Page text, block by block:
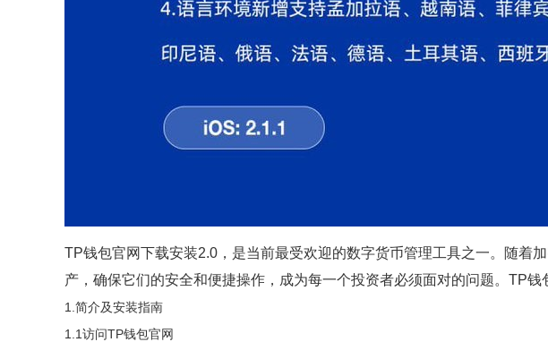
TP钱包官网下载安装2.0，是当前最受欢迎的数字货币管理工具之一。随着
产，确保它们的安全和便捷操作，成为每一个投资者必须面对的问题。TP
1.简介及安装指南
1.1访问TP钱包官网